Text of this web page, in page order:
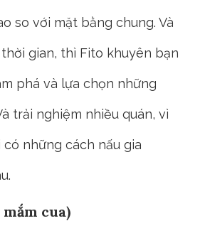
so với mặt bằng chung. Và
gian, thì Fito khuyên bạn
phá và lựa chọn những
trải nghiệm nhiều quán, vì
những cách nấu gia
cua)